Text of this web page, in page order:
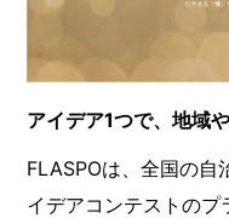
アイデア1つで、地域
FLASPOは、全国の自
イデアコンテストのプ